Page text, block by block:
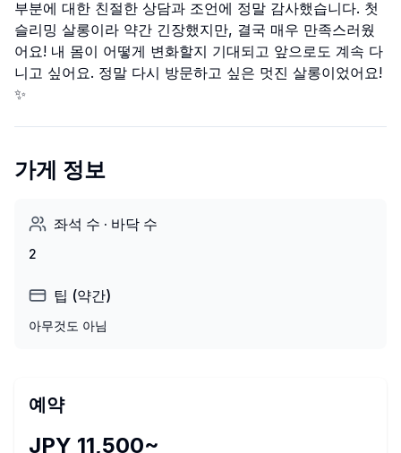
부분에 대한 친절한 상담과 조언에 정말 감사했습니다. 첫
슬리밍 살롱이라 약간 긴장했지만, 결국 매우 만족스러웠
어요! 내 몸이 어떻게 변화할지 기대되고 앞으로도 계속 다
니고 싶어요. 정말 다시 방문하고 싶은 멋진 살롱이었어요!
✨
가게 정보
좌석 수 · 바닥 수
2
팁 (약간)
아무것도 아님
예약
JPY 11,500~